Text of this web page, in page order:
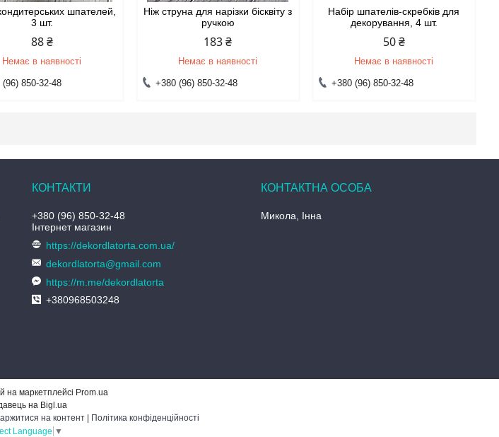
шпателей,
3 шт.
88 ₴
Немає в наявності
(96) 850-32-48
Ніж струна для нарізки бісквіту з
ручкою
183 ₴
Немає в наявності
+380 (96) 850-32-48
Набір шпателів-скребків для
декорування, 4 шт.
50 ₴
Немає в наявності
+380 (96) 850-32-48
+380 (96) 850-32-48
Інтернет магазин
https://dekordlatorta.com.ua/
dekordlatorta@gmail.com
https://m.me/dekordlatorta
+380968503248
Микола, Інна
на маркетплейсі Prom.ua
на Bigl.ua
на контент
Політика конфіденційності
Language ▼